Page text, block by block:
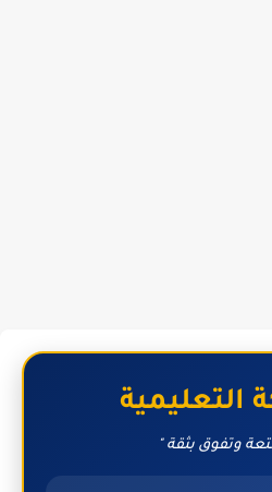
التعليمية
وتفوق بثقة "